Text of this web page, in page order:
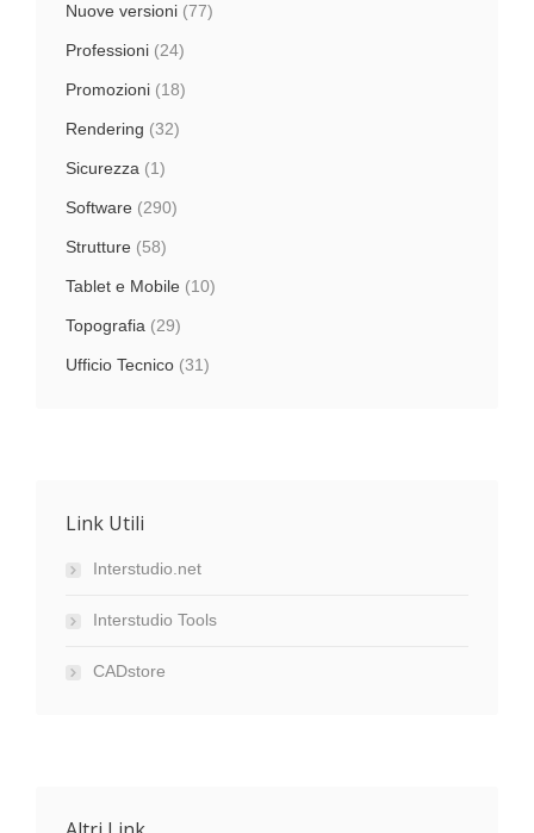
Nuove versioni (77)
Professioni (24)
Promozioni (18)
Rendering (32)
Sicurezza (1)
Software (290)
Strutture (58)
Tablet e Mobile (10)
Topografia (29)
Ufficio Tecnico (31)
Link Utili
Interstudio.net
Interstudio Tools
CADstore